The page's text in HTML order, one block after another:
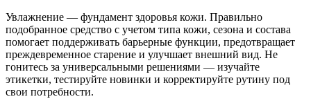
Увлажнение — фундамент здоровья кожи. Правильно
подобранное средство с учетом типа кожи, сезона и состава
помогает поддерживать барьерные функции, предотвращает
преждевременное старение и улучшает внешний вид. Не
гонитесь за универсальными решениями — изучайте
этикетки, тестируйте новинки и корректируйте рутину под
свои потребности.